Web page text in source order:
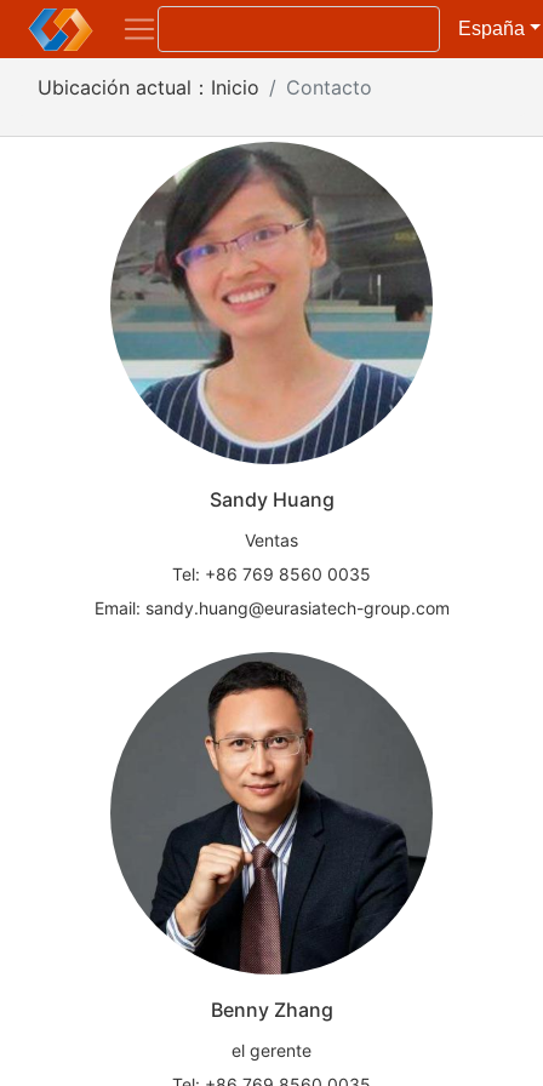
España
Ubicación actual： Inicio Contacto
Sandy Huang
Ventas
Tel: +86 769 8560 0035
Email: sandy.huang@eurasiatech-group.com
Benny Zhang
el gerente